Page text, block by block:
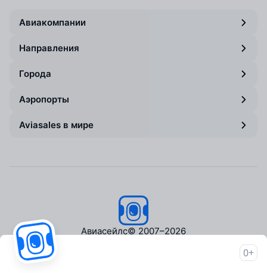
Авиакомпании
Направления
Города
Аэропорты
Aviasales в мире
Авиасейлс© 2007–2026
0+